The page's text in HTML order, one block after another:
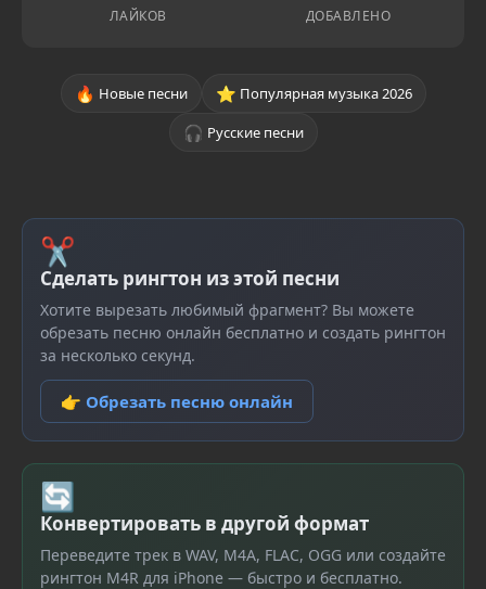
ЛАЙКОВ ДОБАВЛЕНО
🔥 Новые песни ⭐ Популярная музыка 2026
🎧 Русские песни
✂
Сделать рингтон из этой песни
Хотите вырезать любимый фрагмент? Вы можете
обрезать песню онлайн бесплатно и создать рингтон
за несколько секунд.
👉 Обрезать песню онлайн
🔄
Конвертировать в другой формат
Переведите трек в WAV, M4A, FLAC, OGG или создайте
рингтон M4R для iPhone — быстро и бесплатно.